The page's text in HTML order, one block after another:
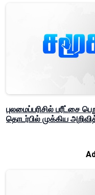
புலமைப்பரிசில் பரீட்சை
தொடர்பில் முக்கிய